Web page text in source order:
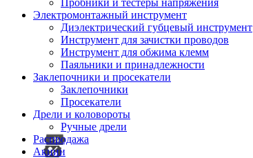
Пробники и тестеры напряжения
Электромонтажный инструмент
Диэлектрический губцевый инструмент
Инструмент для зачистки проводов
Инструмент для обжима клемм
Паяльники и принадлежности
Заклепочники и просекатели
Заклепочники
Просекатели
Дрели и коловороты
Ручные дрели
Распродажа
Акции